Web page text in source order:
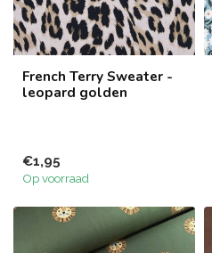
French Terry Sweater -
leopard golden
€1,95
Op voorraad